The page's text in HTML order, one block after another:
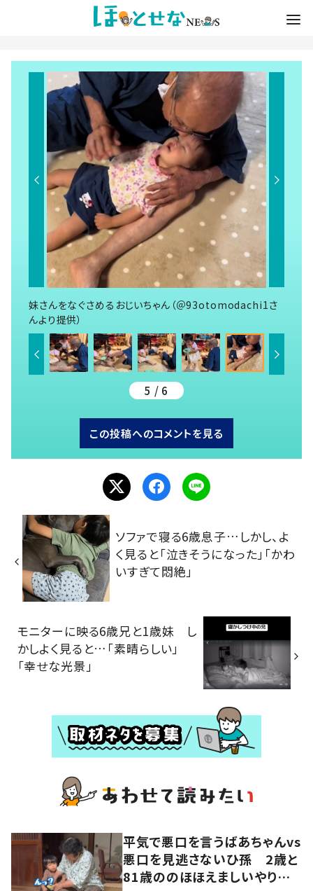
妹さんをなぐさめるおじいちゃん（＠93otomodachi1さ
んより提供）
5 / 6
この投稿へのコメントを見る
ソファで寝る6歳息子…しかし、よ
く見ると「泣きそうになった」「かわ
いすぎて悶絶」
モニターに映る6歳兄と1歳妹 し
かしよく見ると…「素晴らしい」
「幸せな光景」
平気で悪口を言うばあちゃんvs
悪口を見逃さないひ孫 2歳と
81歳ののほほえましいやり取り